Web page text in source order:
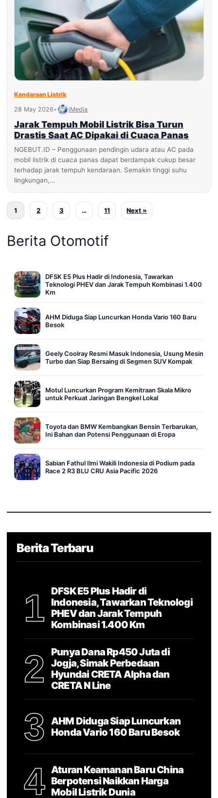
Kendaraan Listrik
28 May 2026• iMedia
Jarak Tempuh Mobil Listrik Bisa Turun
Drastis Saat AC Dipakai di Cuaca Panas
NGEBUT.ID – Penggunaan pendingin udara atau AC pada
mobil listrik di cuaca panas dapat berdampak cukup besar
terhadap jarak tempuh kendaraan. Semakin tinggi suhu
lingkungan,…
1 2 3 … 11 Next »
Berita Otomotif
DFSK E5 Plus Hadir di Indonesia, Tawarkan
Teknologi PHEV dan Jarak Tempuh Kombinasi 1.400
Km
AHM Diduga Siap Luncurkan Honda Vario 160 Baru
Besok
Geely Coolray Resmi Masuk Indonesia, Usung Mesin
Turbo dan Siap Bersaing di Segmen SUV Kompak
Motul Luncurkan Program Kemitraan Skala Mikro
untuk Perkuat Jaringan Bengkel Lokal
Toyota dan BMW Kembangkan Bensin Terbarukan,
Ini Bahan dan Potensi Penggunaan di Eropa
Sabian Fathul Ilmi Wakili Indonesia di Podium pada
Race 2 R3 BLU CRU Asia Pacific 2026
Berita Terbaru
1
DFSK E5 Plus Hadir di
Indonesia, Tawarkan Teknologi
PHEV dan Jarak Tempuh
Kombinasi 1.400 Km
2
Punya Dana Rp450 Juta di
Jogja, Simak Perbedaan
Hyundai CRETA Alpha dan
CRETA N Line
3
AHM Diduga Siap Luncurkan
Honda Vario 160 Baru Besok
4
Aturan Keamanan Baru China
Berpotensi Naikkan Harga
Mobil Listrik Dunia